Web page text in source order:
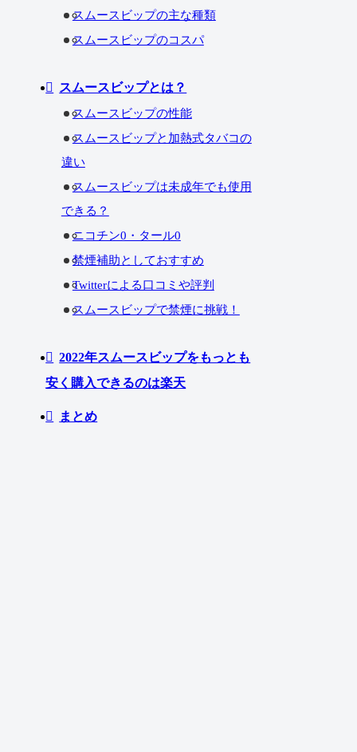
スムースビップの主な種類
スムースビップのコスパ
スムースビップとは？
スムースビップの性能
スムースビップと加熱式タバコの
違い
スムースビップは未成年でも使用
できる？
ニコチン0・タール0
禁煙補助としておすすめ
Twitterによる口コミや評判
スムースビップで禁煙に挑戦！
2022年スムースビップをもっとも
安く購入できるのは楽天
まとめ